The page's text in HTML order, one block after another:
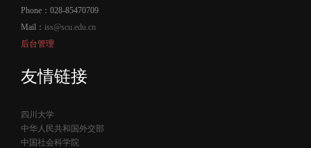
Phone：028-85470709
Mail： iss@scu.edu.cn
后台管理
友情链接
四川大学
中华人民共和国外交部
中国社会科学院